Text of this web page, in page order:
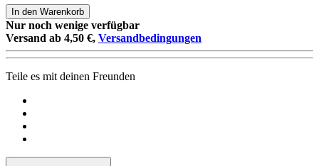
In den Warenkorb
Nur noch wenige verfügbar
Versand ab 4,50 €, Versandbedingungen
Teile es mit deinen Freunden